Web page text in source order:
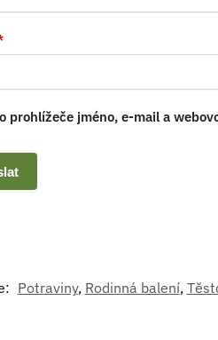
prohlížeče jméno, e-mail a
Potraviny, Rodinná balení,